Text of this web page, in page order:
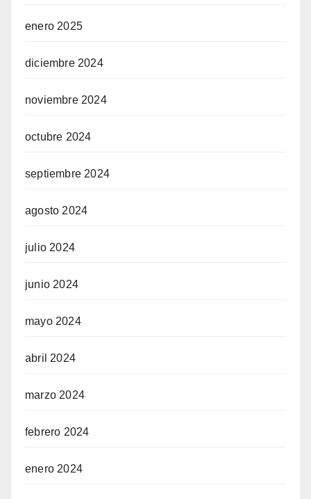
enero 2025
diciembre 2024
noviembre 2024
octubre 2024
septiembre 2024
agosto 2024
julio 2024
junio 2024
mayo 2024
abril 2024
marzo 2024
febrero 2024
enero 2024